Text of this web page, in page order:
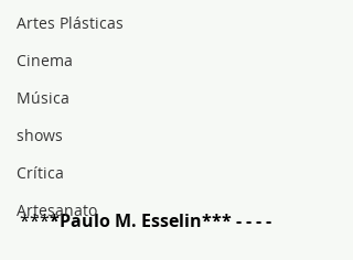
Artes Plásticas
Cinema
Música
shows
Crítica
Artesanato
****Paulo M. Esselin*** - - - -